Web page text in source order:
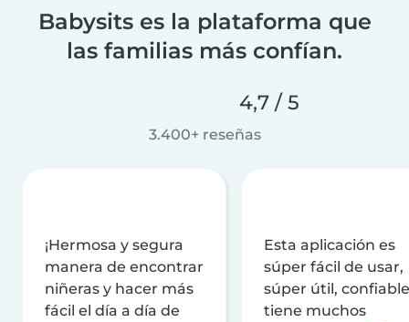
Babysits es la plataforma que
las familias más confían.
4,7 / 5
3.400+ reseñas
¡Hermosa y segura
manera de encontrar
niñeras y hacer más
fácil el día a día de
Esta aplicación es
súper fácil de usar,
súper útil,
tiene muchos